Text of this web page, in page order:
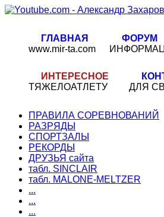
ГЛАВНАЯ
www.mir-ta.com
ФОРУМ
ИНТЕРЕСНОЕ
ТЯЖЕЛОАТЛЕТУ
ДЛЯ
ПРАВИЛА СОРЕВНОВАНИЙ
РАЗРЯДЫ
СПОРТЗАЛЫ
РЕКОРДЫ
ДРУЗЬЯ сайта
табл. SINCLAIR
табл. MALONE-MELTZER
...
...
...